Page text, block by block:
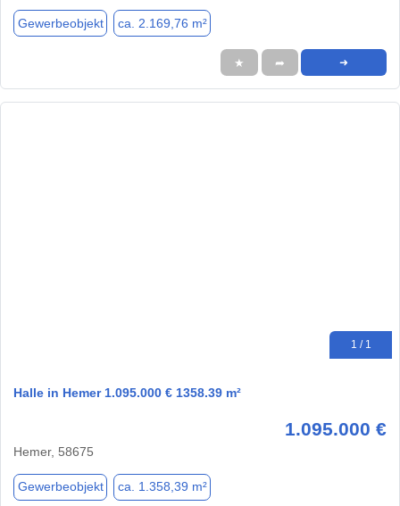
Gewerbeobjekt ca. 2.169,76 m²
★ ➦ ➜
1 / 1
Halle in Hemer 1.095.000 € 1358.39 m²
1.095.000 €
Hemer, 58675
Gewerbeobjekt ca. 1.358,39 m²